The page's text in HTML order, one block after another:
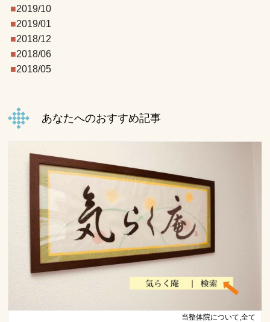
2019/10
2019/01
2018/12
2018/06
2018/05
あなたへのおすすめ記事
当整体院について,全て